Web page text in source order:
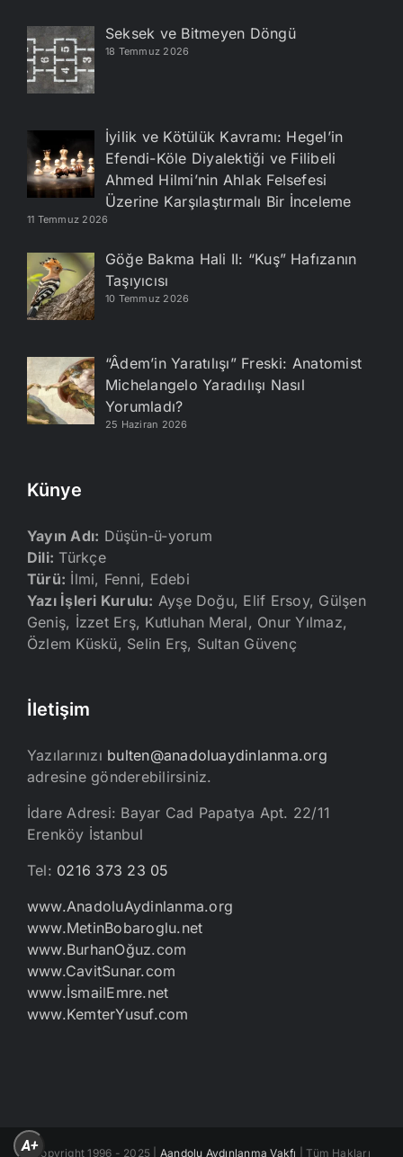
Seksek ve Bitmeyen Döngü
18 Temmuz 2026
İyilik ve Kötülük Kavramı: Hegel’in
Efendi-Köle Diyalektiği ve Filibeli
Ahmed Hilmi’nin Ahlak Felsefesi
Üzerine Karşılaştırmalı Bir İnceleme
11 Temmuz 2026
Göğe Bakma Hali II: “Kuş” Hafızanın
Taşıyıcısı
10 Temmuz 2026
“Âdem’in Yaratılışı” Freski: Anatomist
Michelangelo Yaradılışı Nasıl
Yorumladı?
25 Haziran 2026
Künye
Yayın Adı: Düşün-ü-yorum
Dili: Türkçe
Türü: İlmi, Fenni, Edebi
Yazı İşleri Kurulu: Ayşe Doğu, Elif Ersoy, Gülşen
Geniş, İzzet Erş, Kutluhan Meral, Onur Yılmaz,
Özlem Küskü, Selin Erş, Sultan Güvenç
İletişim
Yazılarınızı bulten@anadoluaydinlanma.org
adresine gönderebilirsiniz.
İdare Adresi: Bayar Cad Papatya Apt. 22/11
Erenköy İstanbul
Tel: 0216 373 23 05
www.AnadoluAydinlanma.org
www.MetinBobaroglu.net
www.BurhanOğuz.com
www.CavitSunar.com
www.İsmailEmre.net
www.KemterYusuf.com
Copyright 1996 - 2025 | Aandolu Aydınlanma Vakfı | Tüm Hakları
A+